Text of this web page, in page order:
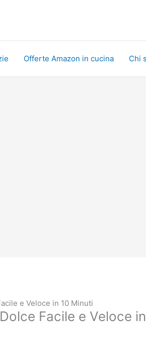
Offerte Amazon in cucina Chi
e Veloce in 10 Minuti
Facile e Veloce